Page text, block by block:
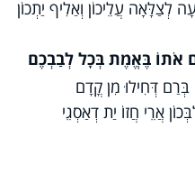
עֲלֵיכוֹן וְאַלִיף יַתְכוֹן
אֹתוֹ בֶּאֱמֶת בְּכָל לְבַבְכֶם
בְּרַם דְּחִילוּ מִן קֳדָם
אֲרֵי חֲזוֹ יַת דְאַסְגֵי